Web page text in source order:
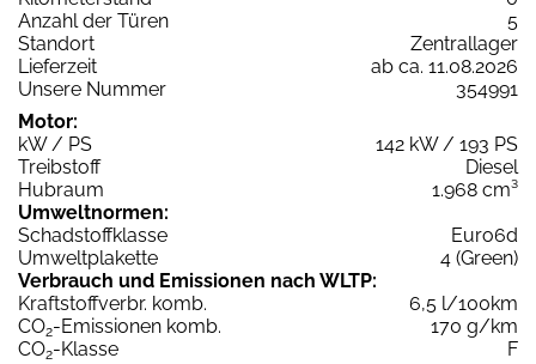
Anzahl der Türen
5
Standort
Zentrallager
Lieferzeit
ab ca. 11.08.2026
Unsere Nummer
354991
Motor:
kW / PS
142 kW / 193 PS
Treibstoff
Diesel
Hubraum
1.968 cm³
Umweltnormen:
Schadstoffklasse
Euro6d
Umweltplakette
4 (Green)
Verbrauch und Emissionen nach WLTP:
Kraftstoffverbr. komb.
6,5 l/100km
CO2-Emissionen komb.
170 g/km
CO2-Klasse
F